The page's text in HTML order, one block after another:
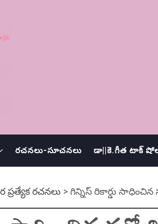
రచనలు-సూచనలు డా||కె.గీత టాక్
ప్రత్యేక రచనలు > గిన్నిస్ రికార్డు